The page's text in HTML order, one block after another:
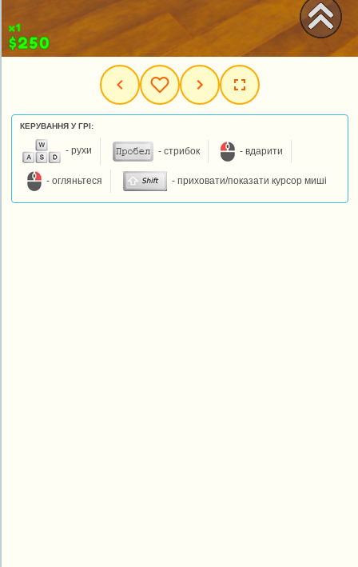
КЕРУВАННЯ У ГРІ:
- рухи - стрибок - вдарити
- огляньтеся - приховати/показати курсор миші